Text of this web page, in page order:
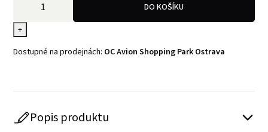
+
DO KOŠÍKU
Dostupné na prodejnách: OC Avion Shopping Park Ostrava
Popis produktu